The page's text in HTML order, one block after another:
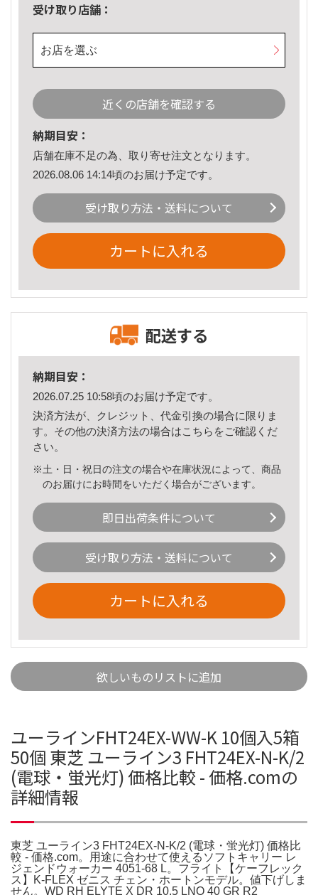
受け取り店舗：
お店を選ぶ
近くの店舗を確認する
納期目安：
店舗在庫不足の為、取り寄せ注文となります。
2026.08.06 14:14頃のお届け予定です。
受け取り方法・送料について
カートに入れる
配送する
納期目安：
2026.07.25 10:58頃のお届け予定です。
決済方法が、クレジット、代金引換の場合に限りま
す。その他の決済方法の場合はこちら をご確認くだ
さい。
※土・日・祝日の注文の場合や在庫状況によって、商品
のお届けにお時間をいただく場合がございます。
即日出荷条件について
受け取り方法・送料について
カートに入れる
欲しいものリストに追加
ユーラインFHT24EX-WW-K 10個入5箱
50個 東芝 ユーライン3 FHT24EX-N-K/2
(電球・蛍光灯) 価格比較 - 価格.comの
詳細情報
東芝 ユーライン3 FHT24EX-N-K/2 (電球・蛍光灯) 価格比
較 - 価格.com。用途に合わせて使えるソフトキャリー レ
ジェンドウォーカー 4051-68 L。フライト【ケーフレック
ス】K-FLEX ゼニス チェン・ホートンモデル。値下げしま
せん。WD RH ELYTE X DR 10.5 LNQ 40 GR R2